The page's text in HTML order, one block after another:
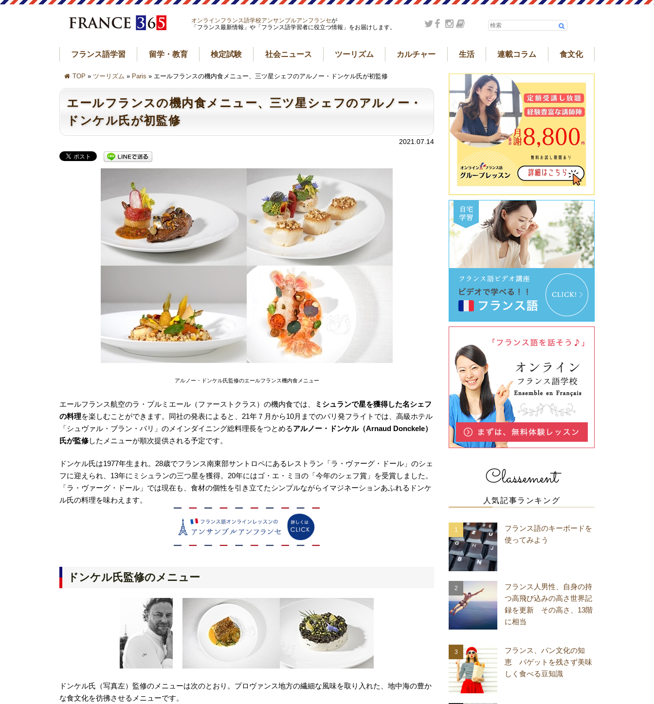
オンラインフランス語学校アンサンブルアンフランセが
「フランス最新情報」や「フランス語学習者に役立つ情報」をお届けします。
フランス語学習 留学・教育 検定試験 社会ニュース ツーリズム カルチャー 生活 連載コラム 食文化
TOP » ツーリズム » Paris » エールフランスの機内食メニュー、三ツ星シェフのアルノー・ドンケル氏が初監修
エールフランスの機内食メニュー、三ツ星シェフのアルノー・
ドンケル氏が初監修
2021.07.14
アルノー・ドンケル氏監修のエールフランス機内食メニュー
エールフランス航空のラ・プルミエール（ファーストクラス）の機内食では、
ミシュランで星を獲得した名シェフ
の料理を楽しむことができます。同社の発表によると、21年７月から10月までのパリ発フライトでは、高級ホテル
「シュヴァル・ブラン・パリ」のメインダイニング総料理長をつとめるアルノー・ドンケル（Arnaud Donckele）
氏が監修したメニューが順次提供される予定です。
ドンケル氏は1977年生まれ。28歳でフランス南東部サントロペにあるレストラン「ラ・ヴァーグ・ドール」のシェ
フに迎えられ、13年にミシュランの三つ星を獲得。20年にはゴ・エ・ミヨの「今年のシェフ賞」を受賞しました。
「ラ・ヴァーグ・ドール」では現在も、食材の個性を引き立てたシンプルながらイマジネーションあふれるドンケ
ル氏の料理を味わえます。
ドンケル氏監修のメニュー
ドンケル氏（写真左）監修のメニューは次のとおり。プロヴァンス地方の繊細な風味を取り入れた、地中海の豊か
な食文化を彷彿させるメニューです。
Classement
人気記事ランキング
フランス語のキーボードを
使ってみよう
フランス人男性、自身の持
つ高飛び込みの高さ世界記
録を更新 その高さ、13階
に相当
フランス、パン文化の知
恵 バゲットを残さず美味
しく食べる豆知識